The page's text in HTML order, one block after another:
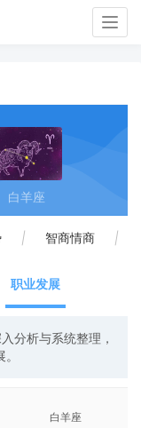
白羊座
| 智商情商 |
职业发展
分析与系统整理，
白羊座